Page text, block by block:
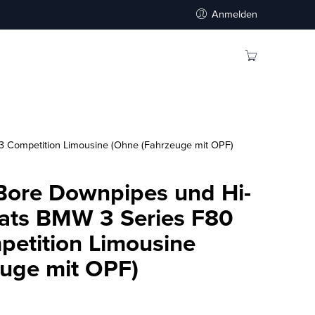
Anmelden
Limousine (Ohne (Fahrzeuge mit OPF)
Downpipes und Hi-
BMW 3 Series F80
Limousine
mit OPF)